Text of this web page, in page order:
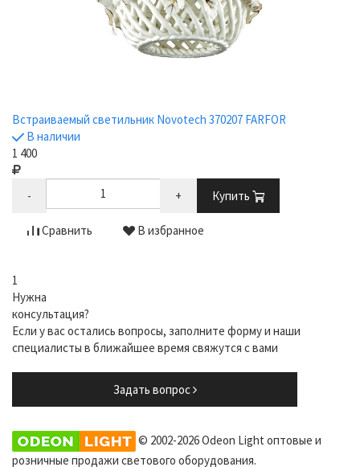
Встраиваемый светильник Novotech 370207 FARFOR
В наличии
1 400
- + Купить
Сравнить В избранное
1
Нужна
консультация?
Если у вас остались вопросы, заполните форму и наши
специалисты в ближайшее время свяжутся с вами
Задать вопрос
© 2002-2026 Odeon Light оптовые и
розничные продажи светового оборудования.